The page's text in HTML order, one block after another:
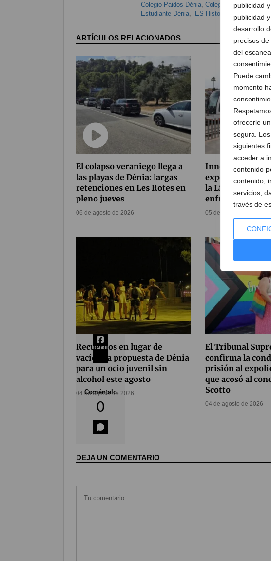
publicidad
publicidad
desarrollo
precisos
del
Puede
momento
ofrecerle
segura.
siguientes
acceder a
contenido
contenido,
servicios,
través de
Compártelo
77
Coméntalo
0
Colegio Paidos Dénia, Colegio Sagrado
Estudiante Dénia, IES Historiador Chabàs
ARTÍCULOS RELACIONADOS
El colapso veraniego llega a
las playas de Dénia: largas
retenciones en Les Rotes en
pleno jueves
06 de agosto de 2026
Innovación
experimentos
la Línea 9 del
enfriar los
05 de agosto de 2026
Recuerdos en lugar de
vacíos: la propuesta de Dénia
para un ocio juvenil sin
alcohol este agosto
04 de agosto de 2026
El Tribunal
confirma la
prisión al
que acosó al
Scotto
04 de agosto de 2026
DEJA UN COMENTARIO